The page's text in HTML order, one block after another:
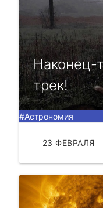
Наконец-
трек!
#Астрономия
23 ФЕВРАЛЯ